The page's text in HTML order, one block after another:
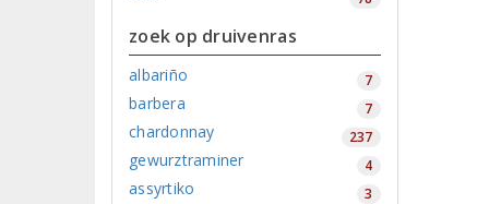
zoek op druivenras
albariño 7
barbera 7
chardonnay 237
gewurztraminer 4
assyrtiko 3